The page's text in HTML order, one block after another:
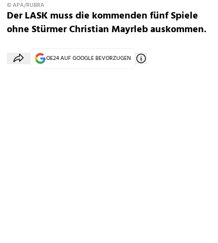
© APA/RUBRA
Der LASK muss die kommenden fünf Spiele
ohne Stürmer Christian Mayrleb auskommen.
OE24 AUF GOOGLE BEVORZUGEN